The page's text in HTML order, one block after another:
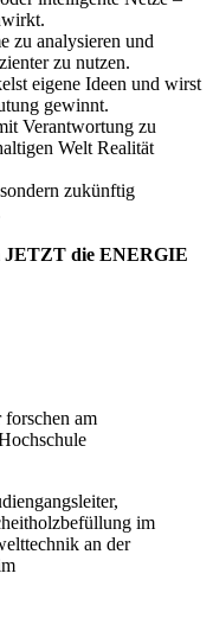
zu analysieren und
zu nutzen.
eigene Ideen und wirst
gewinnt.
Verantwortung zu
Welt Realität
zukünftig
JETZT die ENERGIE